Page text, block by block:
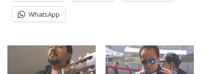
WhatsApp